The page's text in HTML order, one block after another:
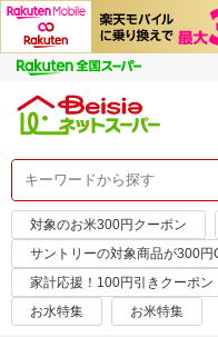
対象のお米300円クーポン
サントリーの対象商品が300円
家計応援！100円引きクーポン
お水特集
お米特集